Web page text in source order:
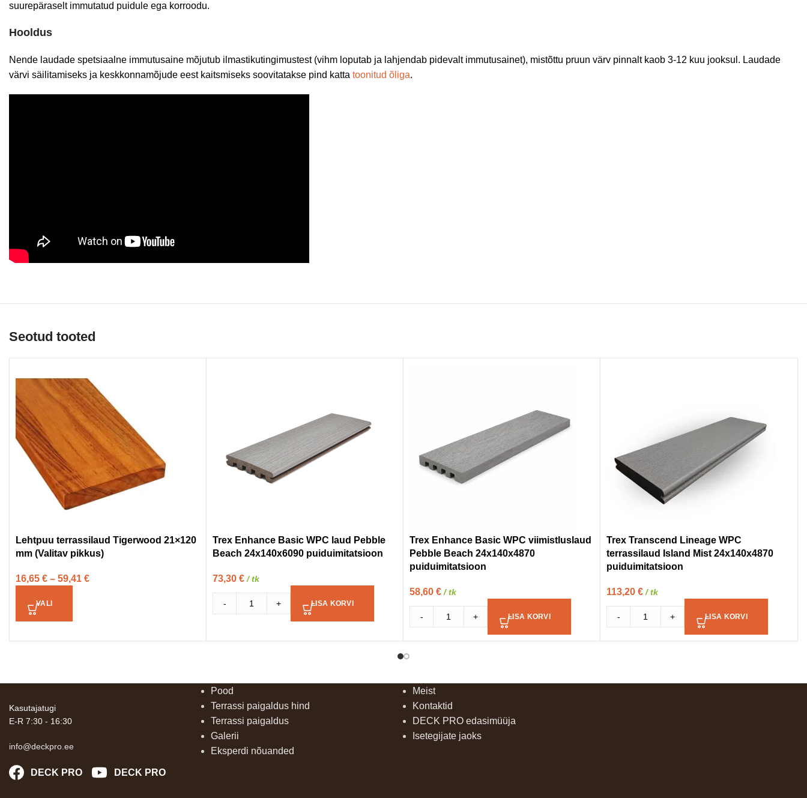
suurepäraselt immutatud puidule ega korroodu.
Hooldus
Nende laudade spetsiaalne immutusaine mõjutub ilmastikutingimustest (vihm loputab ja lahjendab pidevalt immutusainet), mistõttu pruun värv pinnalt kaob 3-12 kuu jooksul. Laudade
värvi säilitamiseks ja keskkonnamõjude eest kaitsmiseks soovitatakse pind katta toonitud õliga.
Seotud tooted
Lehtpuu terrassilaud Tigerwood 21×120
mm (Valitav pikkus)
16,65 € – 59,41 €
VALI
Trex Enhance Basic WPC laud Pebble
Beach 24x140x6090 puiduimitatsioon
73,30 € / tk
- + LISA KORVI
Trex Enhance Basic WPC viimistluslaud
Pebble Beach 24x140x4870
puiduimitatsioon
58,60 € / tk
- + LISA KORVI
Trex Transcend Lineage WPC
terrassilaud Island Mist 24x140x4870
puiduimitatsioon
113,20 € / tk
- + LISA KORVI
Kasutajatugi
E-R 7:30 - 16:30
info@deckpro.ee
DECK PRO DECK PRO
Pood
Terrassi paigaldus hind
Terrassi paigaldus
Galerii
Eksperdi nõuanded
Meist
Kontaktid
DECK PRO edasimüüja
Isetegijate jaoks